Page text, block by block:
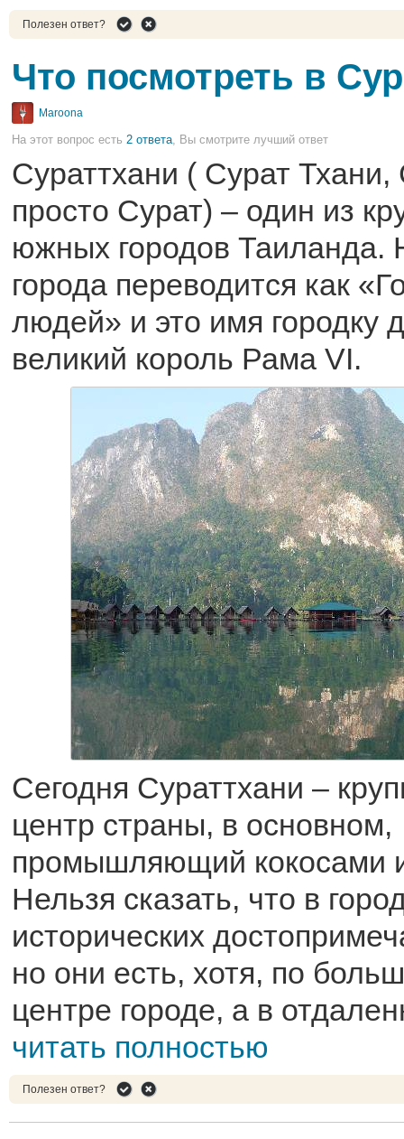
Полезен ответ?
Что посмотреть в
Maroona
На этот вопрос есть 2 ответа , Вы смотрите лучший ответ
Сураттхани ( Сурат
просто Сурат) – один из
южных городов Таиланда.
города переводится как
людей» и это имя городку
великий король Рама VI.
Сегодня Сураттхани –
центр страны, в основном,
промышляющий кокосами
Нельзя сказать, что в
исторических
но они есть, хотя, по
центре городе, а в
читать полностью
Полезен ответ?